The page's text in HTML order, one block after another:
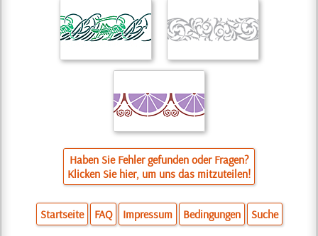
Haben Sie Fehler gefunden oder Fragen?
Klicken Sie hier, um uns das mitzuteilen!
Startseite FAQ Impressum Bedingungen Suche